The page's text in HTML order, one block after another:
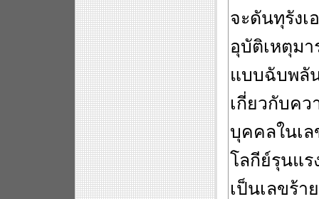
จะดันทุรังเ
อุบัติเหตุมา
แบบฉับพลั
เกี่ยวกับคว
บุคคลในเ
โลกีย์รุนแร
เป็นเลขร้า